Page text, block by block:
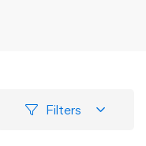
Filters